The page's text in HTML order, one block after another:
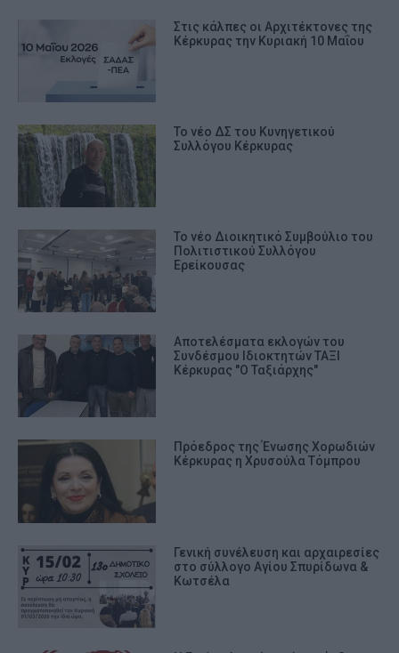
Στις κάλπες οι Αρχιτέκτονες της
Κέρκυρας την Κυριακή 10 Μαΐου
Το νέο ΔΣ του Κυνηγετικού
Συλλόγου Κέρκυρας
Το νέο Διοικητικό Συμβούλιο του
Πολιτιστικού Συλλόγου
Ερείκουσας
Αποτελέσματα εκλογών του
Συνδέσμου Ιδιοκτητών ΤΑΞΙ
Κέρκυρας "Ο Ταξιάρχης"
Πρόεδρος της Ένωσης Χορωδιών
Κέρκυρας η Χρυσούλα Τόμπρου
Γενική συνέλευση και αρχαιρεσίες
στο σύλλογο Αγίου Σπυρίδωνα &
Κωτσέλα